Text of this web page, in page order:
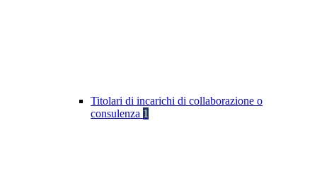
Titolari di incarichi di collaborazione o
consulenza 1